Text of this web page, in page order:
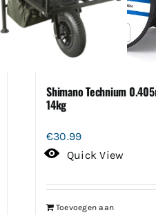
Shimano Technium
14kg
€30.99
Quick View
Toevoegen aan